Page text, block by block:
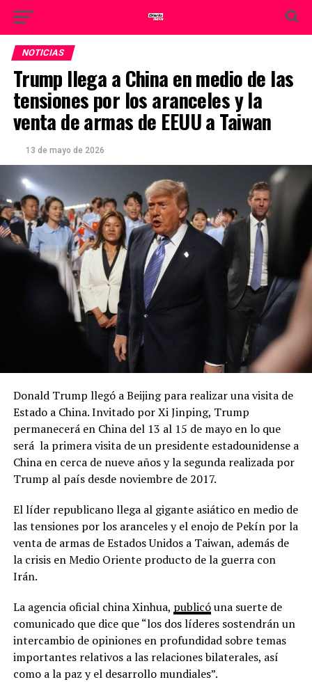
NOTICIAS
Trump llega a China en medio de las
tensiones por los aranceles y la
venta de armas de EEUU a Taiwan
13 de mayo de 2026
Donald Trump llegó a Beijing para realizar una visita de
Estado a China. Invitado por Xi Jinping, Trump
permanecerá en China del 13 al 15 de mayo en lo que
será la primera visita de un presidente estadounidense a
China en cerca de nueve años y la segunda realizada por
Trump al país desde noviembre de 2017.
El líder republicano llega al gigante asiático en medio de
las tensiones por los aranceles y el enojo de Pekín por la
venta de armas de Estados Unidos a Taiwan, además de
la crisis en Medio Oriente producto de la guerra con
Irán.
La agencia oficial china Xinhua, publicóuna suerte de
comunicado que dice que “los dos líderes sostendrán un
intercambio de opiniones en profundidad sobre temas
importantes relativos a las relaciones bilaterales, así
como a la paz y el desarrollo mundiales”.